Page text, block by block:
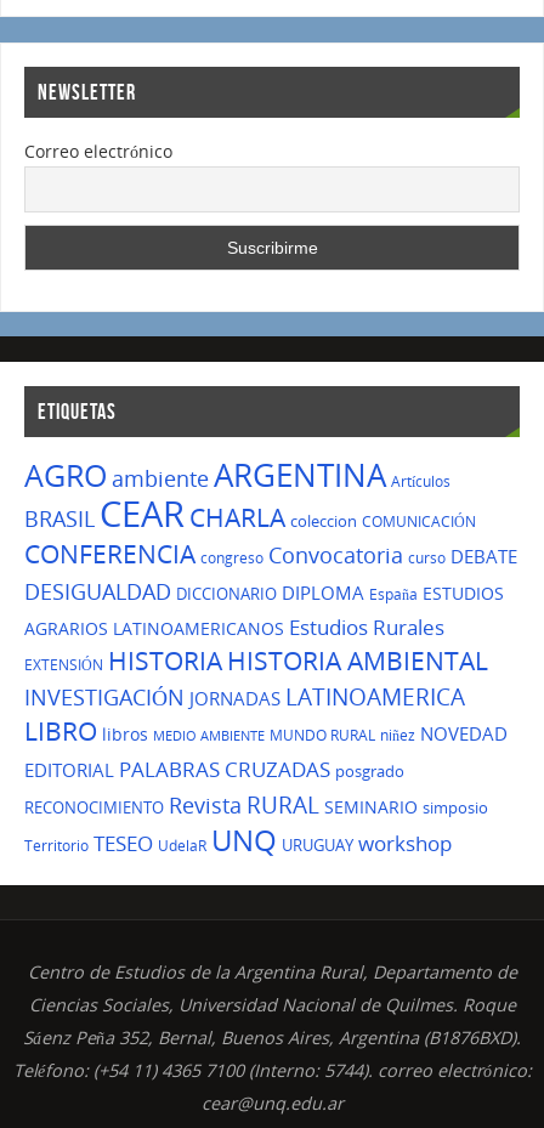
NEWSLETTER
Correo electrónico
ETIQUETAS
AGRO ambienteARGENTINA Artículos
BRASIL CEARCHARLA coleccion COMUNICACIÓN
CONFERENCIA congreso Convocatoria curso DEBATE
DESIGUALDAD DICCIONARIO DIPLOMA España ESTUDIOS
AGRARIOS LATINOAMERICANOS Estudios Rurales
EXTENSIÓN HISTORIA HISTORIA AMBIENTAL
INVESTIGACIÓN JORNADAS LATINOAMERICA
LIBRO libros MEDIO AMBIENTE MUNDO RURAL niñez NOVEDAD
EDITORIAL PALABRAS CRUZADAS posgrado
RECONOCIMIENTO Revista RURAL SEMINARIO simposio
Territorio TESEO UdelaR UNQ URUGUAY workshop
Centro de Estudios de la Argentina Rural, Departamento de
Ciencias Sociales, Universidad Nacional de Quilmes. Roque
Sáenz Peña 352, Bernal, Buenos Aires, Argentina (B1876BXD).
Teléfono: (+54 11) 4365 7100 (Interno: 5744). correo electrónico:
cear@unq.edu.ar